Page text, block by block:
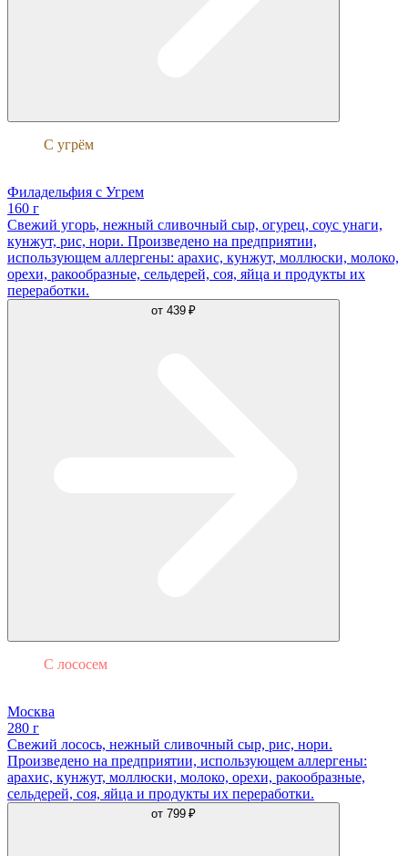
С угрём
Филадельфия с Угрем
160 г
Свежий угорь, нежный сливочный сыр, огурец, соус унаги,
кунжут, рис, нори. Произведено на предприятии,
использующем аллергены: арахис, кунжут, моллюски, молоко,
орехи, ракообразные, сельдерей, соя, яйца и продукты их
переработки.
от 439 ₽
С лососем
Москва
280 г
Свежий лосось, нежный сливочный сыр, рис, нори.
Произведено на предприятии, использующем аллергены:
арахис, кунжут, моллюски, молоко, орехи, ракообразные,
сельдерей, соя, яйца и продукты их переработки.
от 799 ₽